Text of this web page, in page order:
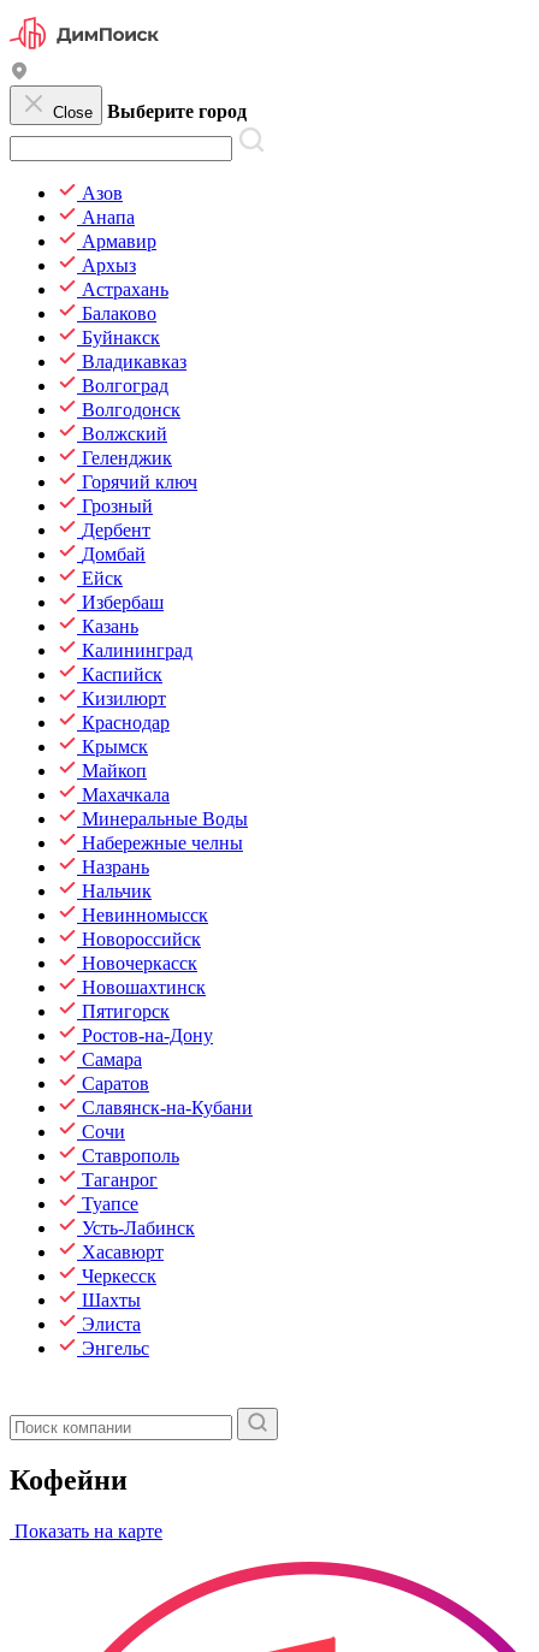
Close Выберите город
Азов
Анапа
Армавир
Архыз
Астрахань
Балаково
Буйнакск
Владикавказ
Волгоград
Волгодонск
Волжский
Геленджик
Горячий ключ
Грозный
Дербент
Домбай
Ейск
Избербаш
Казань
Калининград
Каспийск
Кизилюрт
Краснодар
Крымск
Майкоп
Махачкала
Минеральные Воды
Набережные челны
Назрань
Нальчик
Невинномысск
Новороссийск
Новочеркасск
Новошахтинск
Пятигорск
Ростов-на-Дону
Самара
Саратов
Славянск-на-Кубани
Сочи
Ставрополь
Таганрог
Туапсе
Усть-Лабинск
Хасавюрт
Черкесск
Шахты
Элиста
Энгельс
Кофейни
Показать на карте